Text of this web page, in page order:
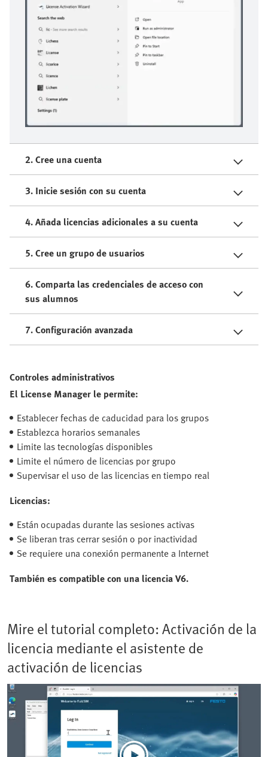
2. Cree una cuenta
3. Inicie sesión con su cuenta
4. Añada licencias adicionales a su cuenta
5. Cree un grupo de usuarios
6. Comparta las credenciales de acceso con
sus alumnos
7. Configuración avanzada
Controles administrativos
El License Manager le permite:
Establecer fechas de caducidad para los grupos
Establezca horarios semanales
Limite las tecnologías disponibles
Limite el número de licencias por grupo
Supervisar el uso de las licencias en tiempo real
Licencias:
Están ocupadas durante las sesiones activas
Se liberan tras cerrar sesión o por inactividad
Se requiere una conexión permanente a Internet
También es compatible con una licencia V6.
Mire el tutorial completo: Activación de la
licencia mediante el asistente de
activación de licencias